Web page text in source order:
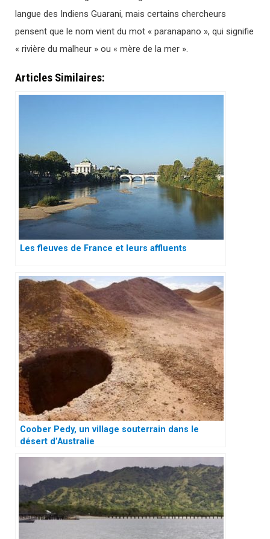
langue des Indiens Guarani, mais certains chercheurs
pensent que le nom vient du mot « paranapano », qui signifie
« rivière du malheur » ou « mère de la mer ».
Articles Similaires:
Les fleuves de France et leurs affluents
Coober Pedy, un village souterrain dans le
désert d’Australie